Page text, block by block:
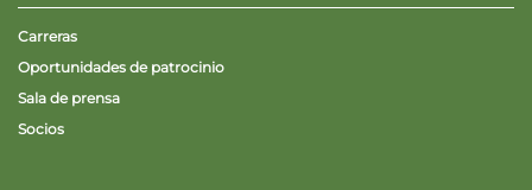
Carreras
Oportunidades de patrocinio
Sala de prensa
Socios